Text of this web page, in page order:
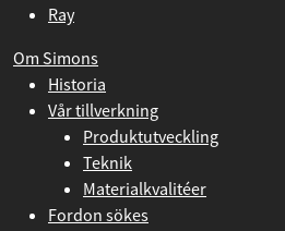
Ray
Om Simons
Historia
Vår tillverkning
Produktutveckling
Teknik
Materialkvalitéer
Fordon sökes